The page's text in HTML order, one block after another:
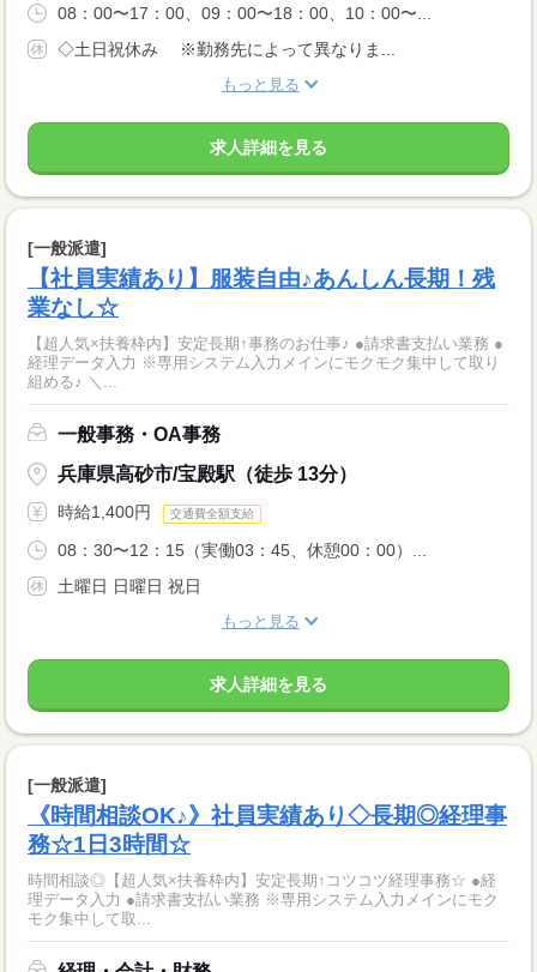
08：00〜17：00、09：00〜18：00、10：00〜...
◇土日祝休み ※勤務先によって異なりま...
もっと見る
求人詳細を見る
[一般派遣]
【社員実績あり】服装自由♪あんしん長期！残
業なし☆
【超人気×扶養枠内】安定長期↑事務のお仕事♪ ●請求書支払い業務 ●
経理データ入力 ※専用システム入力メインにモクモク集中して取り
組める♪ ＼...
一般事務・OA事務
兵庫県高砂市/宝殿駅（徒歩 13分）
時給1,400円 交通費全額支給
08：30〜12：15（実働03：45、休憩00：00）...
土曜日 日曜日 祝日
もっと見る
求人詳細を見る
[一般派遣]
《時間相談OK♪》社員実績あり◇長期◎経理事
務☆1日3時間☆
時間相談◎【超人気×扶養枠内】安定長期↑コツコツ経理事務☆ ●経
理データ入力 ●請求書支払い業務 ※専用システム入力メインにモク
モク集中して取...